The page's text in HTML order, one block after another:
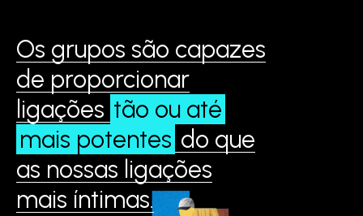
Os grupos são capazes
de proporcionar
ligações tão ou até
mais potentes do que
as nossas ligações
mais íntimas.